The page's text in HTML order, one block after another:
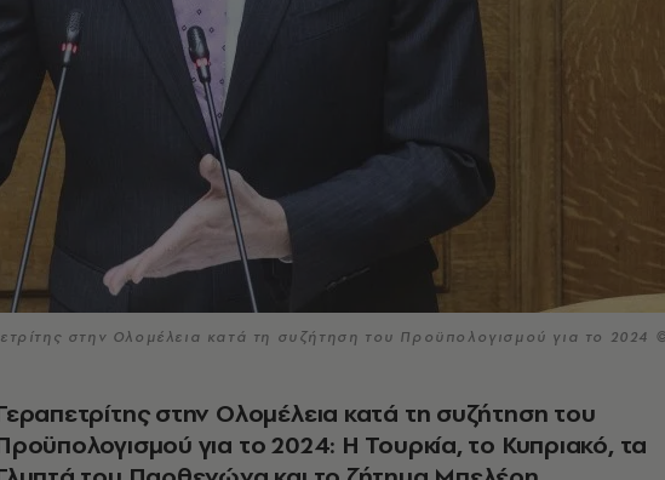
στην Ολομέλεια κατά τη συζήτηση του Προϋπολογισμού για το 2024
στην Ολομέλεια κατά τη συζήτηση του
για το 2024: Η Τουρκία, το Κυπριακό, τα